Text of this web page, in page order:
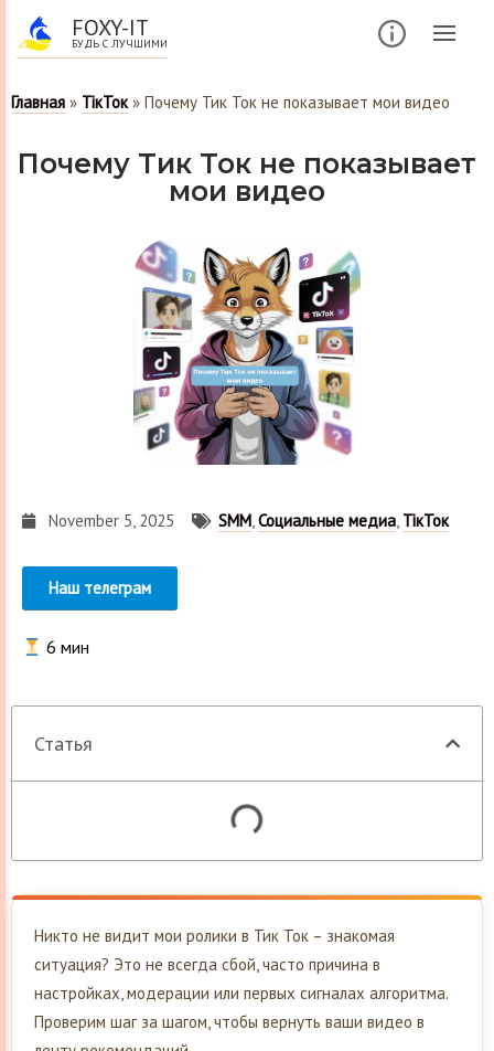
FOXY-IT
БУДЬ С ЛУЧШИМИ
Главная » ТікТок» Почему Тик Ток не показывает мои видео
Почему Тик Ток не показывает
мои видео
November 5, 2025 SMM,Социальные медиа, ТікТок
Наш телеграм
6 мин
Статья
Никто не видит мои ролики в Тик Ток – знакомая
ситуация? Это не всегда сбой, часто причина в
настройках, модерации или первых сигналах алгоритма.
Проверим шаг за шагом, чтобы вернуть ваши видео в